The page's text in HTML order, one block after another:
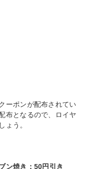
ーポンが配布されてい
布となるので、ロイヤ
ょう。
ン焼き：50円引き